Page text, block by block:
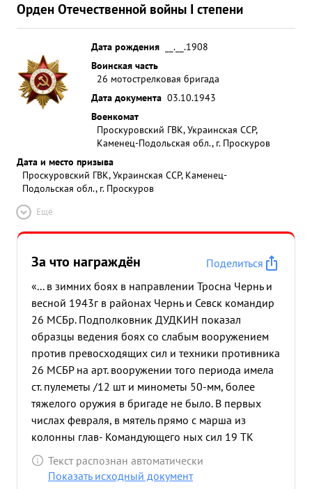
Орден Отечественной войны I степени
Дата рождения
__.__.1908
Воинская часть
26 мотострелковая бригада
Дата документа 03.10.1943
Военкомат
Проскуровский ГВК, Украинская ССР,
Каменец-Подольская обл., г. Проскуров
Дата и место призыва
Проскуровский ГВК, Украинская ССР, Каменец-
Подольская обл., г. Проскуров
Ещё
За что награждён
Поделиться
«... в зимних боях в направлении Тросна Чернь и
весной 1943г в районах Чернь и Севск командир
26 МСБр. Подполковник ДУДКИН показал
образцы ведения боях со слабым вооружением
против превосходящих сил и техники противника
26 МСБР на арт. вооружении того периода имела
ст. пулеметы /12 шт и минометы 50-мм, более
тяжелого оружия в бригаде не было. В первых
числах февраля, в мятель прямо с марша из
колонны глав- Командующего ных сил 19 ТК
подвижной усиленная группой одним америк.
Бр.фронта танком, Генерал-лейтенанта личным
Текст распознан автоматически
Показать исходный документ